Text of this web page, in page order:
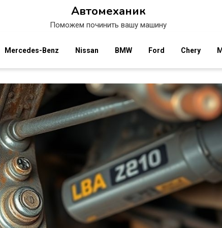
Автомеханик
Поможем починить вашу машину
Mercedes-Benz Nissan BMW Ford Chery